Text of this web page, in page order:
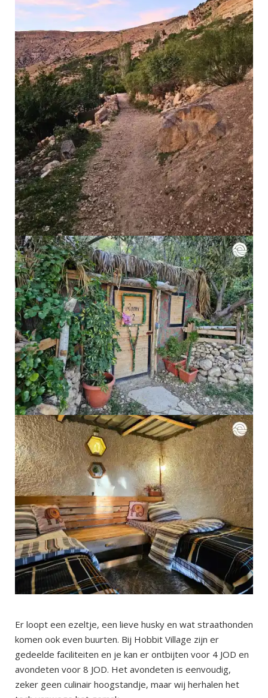
Er loopt een ezeltje, een lieve husky en wat straathonden
komen ook even buurten. Bij Hobbit Village zijn er
gedeelde faciliteiten en je kan er ontbijten voor 4 JOD en
avondeten voor 8 JOD. Het avondeten is eenvoudig,
zeker geen culinair hoogstandje, maar wij herhalen het